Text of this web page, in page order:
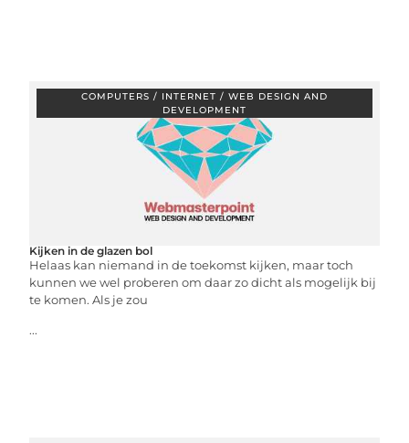
COMPUTERS / INTERNET / WEB DESIGN AND
DEVELOPMENT
Kijken in de glazen bol
Helaas kan niemand in de toekomst kijken, maar toch
kunnen we wel proberen om daar zo dicht als mogelijk bij
te komen. Als je zou
...